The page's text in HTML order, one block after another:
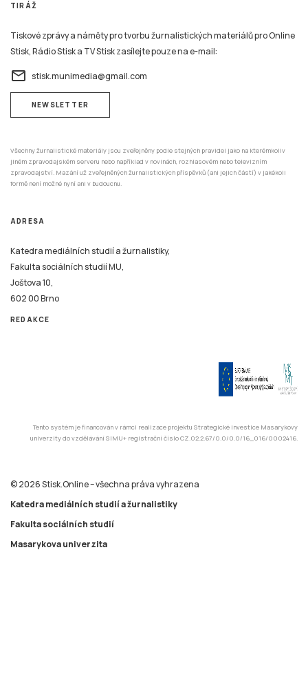
TIRÁŽ
Tiskové zprávy a náměty pro tvorbu žurnalistických materiálů pro Online
Stisk, Rádio Stisk a TV Stisk zasílejte pouze na e-mail:
email stisk.munimedia@gmail.com
NEWSLETTER
Všechny žurnalistické materiály jsou zveřejněny podle stejných pravidel jako na kterémkoliv
jiném zpravodajském serveru nebo například v novinách, rozhlasovém nebo televizním
zpravodajství. Mazání už zveřejněných žurnalistických příspěvků (ani jejich částí) v jakékoli
formě není možné nyní ani v budoucnu.
ADRESA
Katedra mediálních studií a žurnalistiky,
Fakulta sociálních studií MU,
Joštova 10,
602 00 Brno
REDAKCE
Tento systém je financován v rámci realizace projektu Strategické investice Masarykovy
univerzity do vzdělávání SIMU+ registrační číslo CZ.02.2.67/0.0/0.0/16_016/0002416.
© 2026 Stisk.Online – všechna práva vyhrazena
Katedra mediálních studií a žurnalistiky
Fakulta sociálních studií
Masarykova univerzita